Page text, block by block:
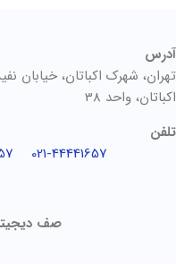
آدرس
تهران، شهرک اکباتان، خیابان
اکباتان، واحد 38
تلفن
021-44441657
صف